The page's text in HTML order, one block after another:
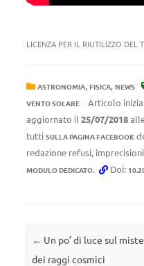
LICENZA PER IL RIUTILIZZO DEL
ASTRONOMIA, FISICA, NEWS
VENTO SOLARE Articolo
aggiornato il 25/07/2018
tutti SULLA PAGINA FACEBOOK
redazione refusi,
MODULO DEDICATO. Doi:
Navigazione articolo
← Un po’ di luce sul
dei raggi cosmici